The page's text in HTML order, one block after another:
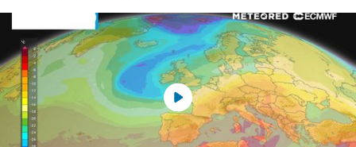
e
forma
digital